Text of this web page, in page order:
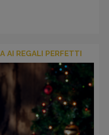
AI REGALI PERFETTI